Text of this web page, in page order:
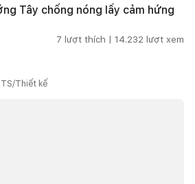
Tây chống nóng lấy cảm hứng
7 lượt thích | 14.232 lượt xem
Thiết kế